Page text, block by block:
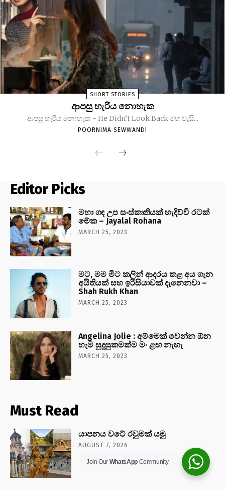
SHORT STORIES
ආපසු හැරිය නොහැක
ආපසු හැරිය නොහැක - He Didn’t Look Back මහ වැසි...
POORNIMA SEWWANDI
Editor Picks
මහා ගඳ උප සංස්කෘතියක් හැදිච්චි රටක්
මේක – Jayalal Rohana
MARCH 25, 2023
මට, මම මීට කලින් ආදරය කළ අය ගැන
අයිතියක් සහ ඉරිසියාවක් දැනෙනවා –
Shah Rukh Khan
MARCH 25, 2023
Angelina Jolie : අම්මෙක් වෙන්න ඕන
හැම සුදුසුකමක්ම මං ළඟ නැහැ
MARCH 25, 2023
Must Read
යාපනය වටේ රවුමක් යමු
AUGUST 7, 2026
Join Our WhatsAppCommunity